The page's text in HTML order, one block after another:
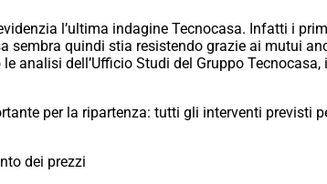
l’ultima indagine Tecnocasa. Infatti i
sembra quindi stia resistendo grazie ai mutui
analisi dell’Ufficio Studi del Gruppo
per la ripartenza: tutti gli interventi previsti
dei prezzi